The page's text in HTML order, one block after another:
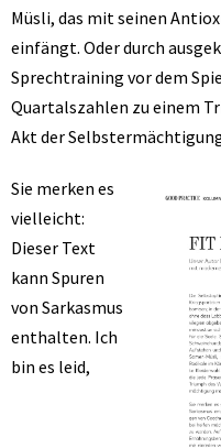
Müsli, das mit seinen
einfängt. Oder durch
Sprechtraining vor dem
Quartalszahlen zu einem
Akt der
Sie merken es
vielleicht:
Dieser Text
kann Spuren
von Sarkasmus
enthalten. Ich
bin es leid,